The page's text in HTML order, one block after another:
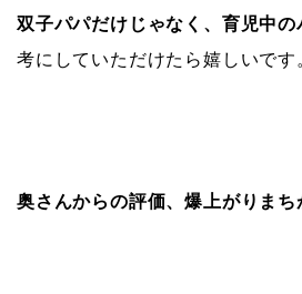
双子パパだけじゃなく、育児中の
考にしていただけたら嬉しいです
奥さんからの評価、爆上がりまち